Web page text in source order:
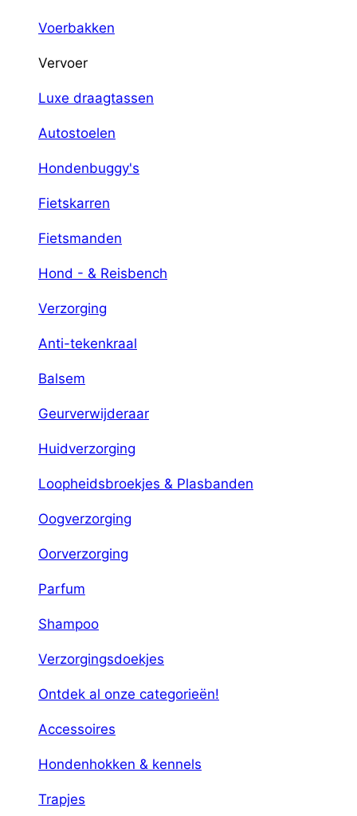
Voerbakken
Vervoer
Luxe draagtassen
Autostoelen
Hondenbuggy's
Fietskarren
Fietsmanden
Hond - & Reisbench
Verzorging
Anti-tekenkraal
Balsem
Geurverwijderaar
Huidverzorging
Loopheidsbroekjes & Plasbanden
Oogverzorging
Oorverzorging
Parfum
Shampoo
Verzorgingsdoekjes
Ontdek al onze categorieën!
Accessoires
Hondenhokken & kennels
Trapjes